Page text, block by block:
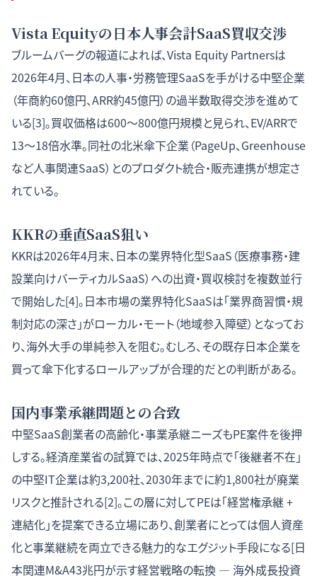
Vista Equityの日本人事会計SaaS買収交渉
ブルームバーグの報道によれば、Vista Equity Partnersは
2026年4月、日本の人事・労務管理SaaSを手がける中堅企業
（年商約60億円、ARR約45億円）の過半数取得交渉を進めて
いる[3]。買収価格は600〜800億円規模と見られ、EV/ARRで
13〜18倍水準。同社の北米傘下企業（PageUp、Greenhouse
など人事関連SaaS）とのプロダクト統合・販売連携が想定さ
れている。
KKRの垂直SaaS狙い
KKRは2026年4月末、日本の業界特化型SaaS（医療事務・建
設業向けバーティカルSaaS）への出資・買収検討を複数並行
で開始した[4]。日本市場の業界特化SaaSは「業界商習慣・規
制対応の深さ」がローカル・モート（地域参入障壁）となってお
り、海外大手の単純参入を阻む。むしろ、その既存日本企業を
買って傘下化するロールアップが合理的だとの判断がある。
国内事業承継問題との合致
中堅SaaS創業者の高齢化・事業承継ニーズもPE案件を後押
しする。経済産業省の試算では、2025年時点で「後継者不在」
の中堅IT企業は約3,200社、2030年までに約1,800社が廃業
リスクと推計される[2]。この層に対してPEは「経営権承継 +
連結化」を提案できる立場にあり、創業者にとっては個人資産
化と事業継続を両立できる魅力的なエグジット手段になる[日
本関連M&A43兆円が示す経営戦略の転換 — 海外成長投資